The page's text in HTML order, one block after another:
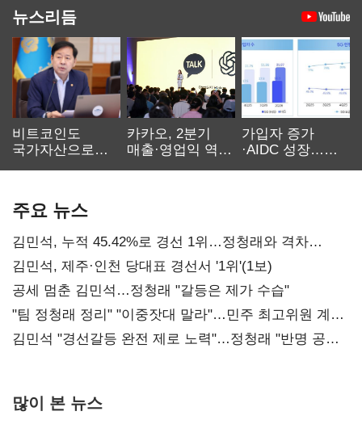
뉴스리듬
비트코인도
국가자산으로…'
카카오, 2분기
매출·영업익 역대
가입자 증가
·AIDC 성장…
주요 뉴스
김민석, 누적 45.42%로 경선 1위…정청래와 격차
0.86%p(2보)
김민석, 제주·인천 당대표 경선서 '1위'(1보)
공세 멈춘 김민석…정청래 "갈등은 제가 수습"
"팀 정청래 정리" "이중잣대 말라"…민주 최고위원 계파
다툼 격화
김민석 "경선갈등 완전 제로 노력"…정청래 "반명 공세
많이 본 뉴스